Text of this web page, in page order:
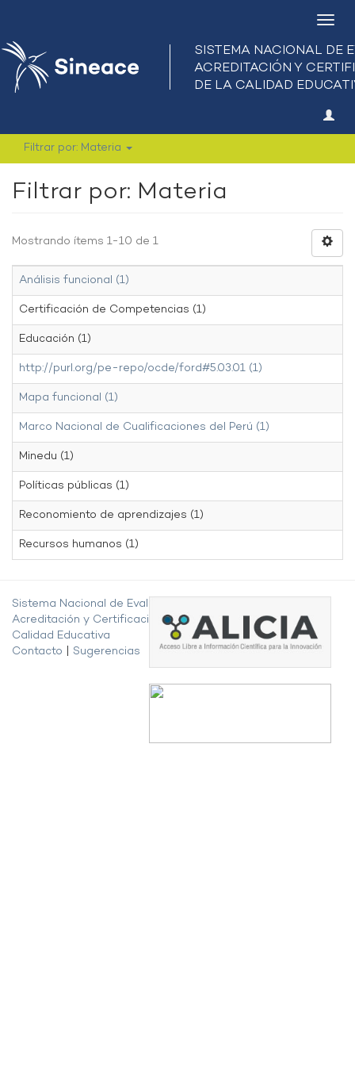
Filtrar por: Materia
Filtrar por: Materia
Mostrando ítems 1-10 de 1
Análisis funcional (1)
Certificación de Competencias (1)
Educación (1)
http://purl.org/pe-repo/ocde/ford#5.03.01 (1)
Mapa funcional (1)
Marco Nacional de Cualificaciones del Perú (1)
Minedu (1)
Políticas públicas (1)
Reconomiento de aprendizajes (1)
Recursos humanos (1)
Sistema Nacional de Evaluación,
Acreditación y Certificación de la
Calidad Educativa
Contacto
Sugerencias